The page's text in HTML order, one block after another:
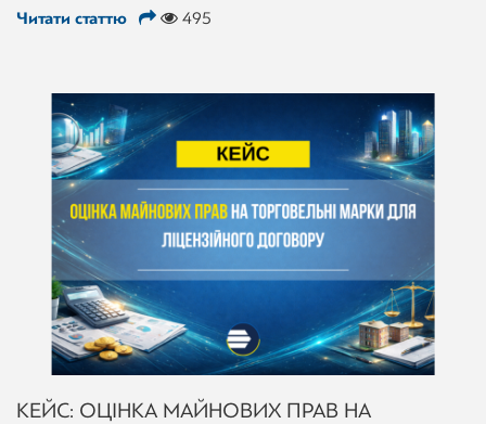
Читати статтю 495
КЕЙС: ОЦІНКА МАЙНОВИХ ПРАВ НА